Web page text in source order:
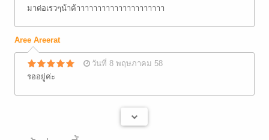
มาต่อเรวๆน้าค้าาาาาาาาาาาาาาาาาาาาา
Aree Areerat
วันที่ 8 พฤษภาคม 58
รออยู่ค่ะ